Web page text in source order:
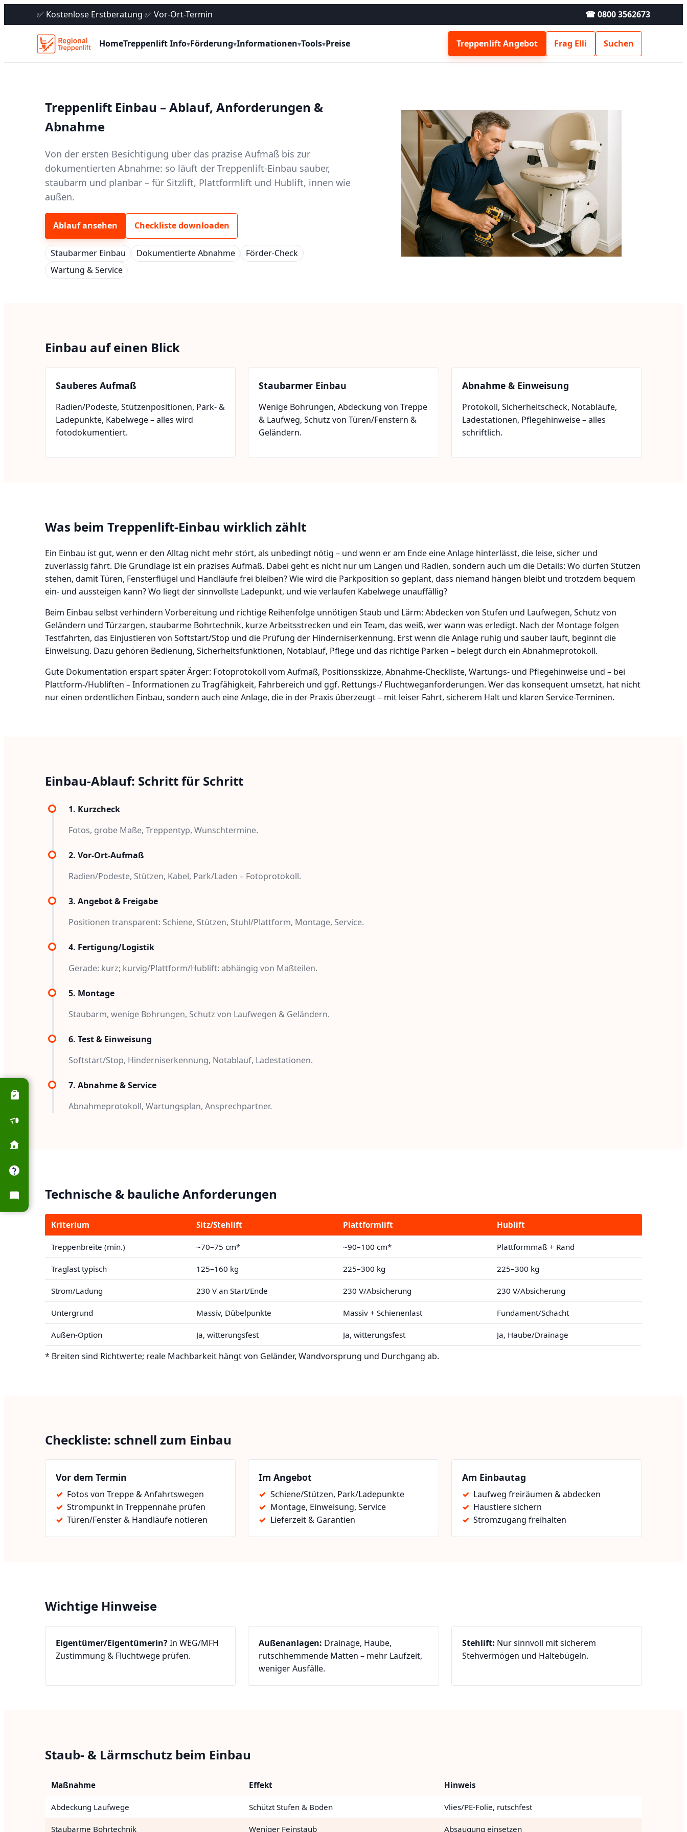
✅ Kostenlose Erstberatung ✅ Vor-Ort-Termin ☎ 0800 3562673
HomeTreppenlift Info▾Förderung▾Informationen▾Tools▾Preise Treppenlift Angebot Frag Elli Suchen
Treppenlift Einbau – Ablauf, Anforderungen &
Abnahme
Von der ersten Besichtigung über das präzise Aufmaß bis zur
dokumentierten Abnahme: so läuft der Treppenlift-Einbau sauber,
staubarm und planbar – für Sitzlift, Plattformlift und Hublift, innen wie
außen.
Ablauf ansehen Checkliste downloaden
Staubarmer Einbau Dokumentierte Abnahme
Förder-Check
Wartung & Service
Einbau auf einen Blick
Sauberes Aufmaß
Radien/Podeste, Stützenpositionen, Park- &
Ladepunkte, Kabelwege – alles wird
fotodokumentiert.
Staubarmer Einbau
Wenige Bohrungen, Abdeckung von Treppe
& Laufweg, Schutz von Türen/Fenstern &
Geländern.
Abnahme & Einweisung
Protokoll, Sicherheitscheck, Notabläufe,
Ladestationen, Pflegehinweise – alles
schriftlich.
Was beim Treppenlift-Einbau wirklich zählt
Ein Einbau ist gut, wenn er den Alltag nicht mehr stört, als unbedingt nötig – und wenn er am Ende eine Anlage hinterlässt, die leise, sicher und
zuverlässig fährt. Die Grundlage ist ein präzises Aufmaß. Dabei geht es nicht nur um Längen und Radien, sondern auch um die Details: Wo dürfen Stützen
stehen, damit Türen, Fensterflügel und Handläufe frei bleiben? Wie wird die Parkposition so geplant, dass niemand hängen bleibt und trotzdem bequem
ein- und aussteigen kann? Wo liegt der sinnvollste Ladepunkt, und wie verlaufen Kabelwege unauffällig?
Beim Einbau selbst verhindern Vorbereitung und richtige Reihenfolge unnötigen Staub und Lärm: Abdecken von Stufen und Laufwegen, Schutz von
Geländern und Türzargen, staubarme Bohrtechnik, kurze Arbeitsstrecken und ein Team, das weiß, wer wann was erledigt. Nach der Montage folgen
Testfahrten, das Einjustieren von Softstart/Stop und die Prüfung der Hinderniserkennung. Erst wenn die Anlage ruhig und sauber läuft, beginnt die
Einweisung. Dazu gehören Bedienung, Sicherheitsfunktionen, Notablauf, Pflege und das richtige Parken – belegt durch ein Abnahmeprotokoll.
Gute Dokumentation erspart später Ärger: Fotoprotokoll vom Aufmaß, Positionsskizze, Abnahme-Checkliste, Wartungs- und Pflegehinweise und – bei
Plattform-/Hubliften – Informationen zu Tragfähigkeit, Fahrbereich und ggf. Rettungs-/ Fluchtweganforderungen. Wer das konsequent umsetzt, hat nicht
nur einen ordentlichen Einbau, sondern auch eine Anlage, die in der Praxis überzeugt – mit leiser Fahrt, sicherem Halt und klaren Service-Terminen.
Einbau-Ablauf: Schritt für Schritt
1. Kurzcheck
Fotos, grobe Maße, Treppentyp, Wunschtermine.
2. Vor-Ort-Aufmaß
Radien/Podeste, Stützen, Kabel, Park/Laden – Fotoprotokoll.
3. Angebot & Freigabe
Positionen transparent: Schiene, Stützen, Stuhl/Plattform, Montage, Service.
4. Fertigung/Logistik
Gerade: kurz; kurvig/Plattform/Hublift: abhängig von Maßteilen.
5. Montage
Staubarm, wenige Bohrungen, Schutz von Laufwegen & Geländern.
6. Test & Einweisung
Softstart/Stop, Hinderniserkennung, Notablauf, Ladestationen.
7. Abnahme & Service
Abnahmeprotokoll, Wartungsplan, Ansprechpartner.
Technische & bauliche Anforderungen
Kriterium Sitz/Stehlift Plattformlift Hublift
Treppenbreite (min.) ~70–75 cm* ~90–100 cm* Plattformmaß + Rand
Traglast typisch 125–160 kg 225–300 kg 225–300 kg
Strom/Ladung 230 V an Start/Ende 230 V/Absicherung 230 V/Absicherung
Untergrund Massiv, Dübelpunkte Massiv + Schienenlast Fundament/Schacht
Außen-Option Ja, witterungsfest Ja, witterungsfest Ja, Haube/Drainage
* Breiten sind Richtwerte; reale Machbarkeit hängt von Geländer, Wandvorsprung und Durchgang ab.
Checkliste: schnell zum Einbau
Vor dem Termin
Fotos von Treppe & Anfahrtswegen
Strompunkt in Treppennähe prüfen
Türen/Fenster & Handläufe notieren
Im Angebot
Schiene/Stützen, Park/Ladepunkte
Montage, Einweisung, Service
Lieferzeit & Garantien
Am Einbautag
Laufweg freiräumen & abdecken
Haustiere sichern
Stromzugang freihalten
Wichtige Hinweise
Eigentümer/Eigentümerin?In WEG/MFH
Zustimmung & Fluchtwege prüfen.
Außenanlagen: Drainage, Haube,
rutschhemmende Matten – mehr Laufzeit,
weniger Ausfälle.
Stehlift: Nur sinnvoll mit sicherem
Stehvermögen und Haltebügeln.
Staub- & Lärmschutz beim Einbau
Maßnahme Effekt Hinweis
Abdeckung Laufwege Schützt Stufen & Boden Vlies/PE-Folie, rutschfest
Staubarme Bohrtechnik Weniger Feinstaub Absaugung einsetzen